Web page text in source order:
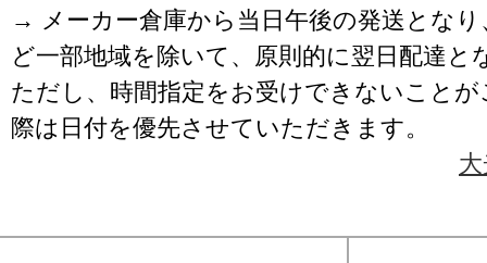
→ メーカー倉庫から当日午後の発送となり
ど一部地域を除いて、原則的に翌日配達と
ただし、時間指定をお受けできないこと
際は日付を優先させていただきます。